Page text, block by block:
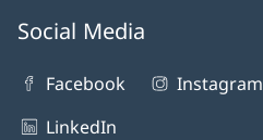
Social Media
Facebook Instagram
LinkedIn